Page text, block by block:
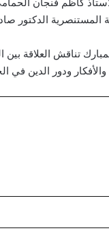
المستنصرية الدكتور
تناقش العلاقة
ودور الدين في